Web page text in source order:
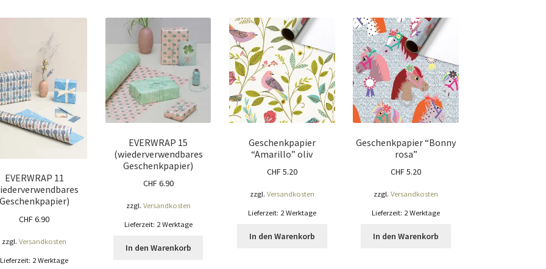
EVERWRAP 11
CHF6.90
zzgl.Versandkosten
Lieferzeit: 2 Werktage
EVERWRAP 15
(wiederverwendbares
Geschenkpapier)
CHF6.90
zzgl. Versandkosten
Lieferzeit: 2 Werktage
In den Warenkorb
Geschenkpapier
“Amarillo” oliv
CHF5.20
zzgl. Versandkosten
Lieferzeit: 2 Werktage
In den Warenkorb
Geschenkpapier “Bonny
rosa”
CHF5.20
zzgl.Versandkosten
Lieferzeit: 2 Werktage
In den Warenkorb